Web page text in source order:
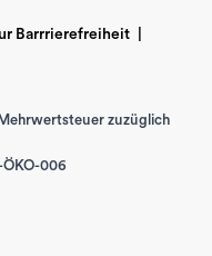
Barrrierefreiheit
zuzüglich
006